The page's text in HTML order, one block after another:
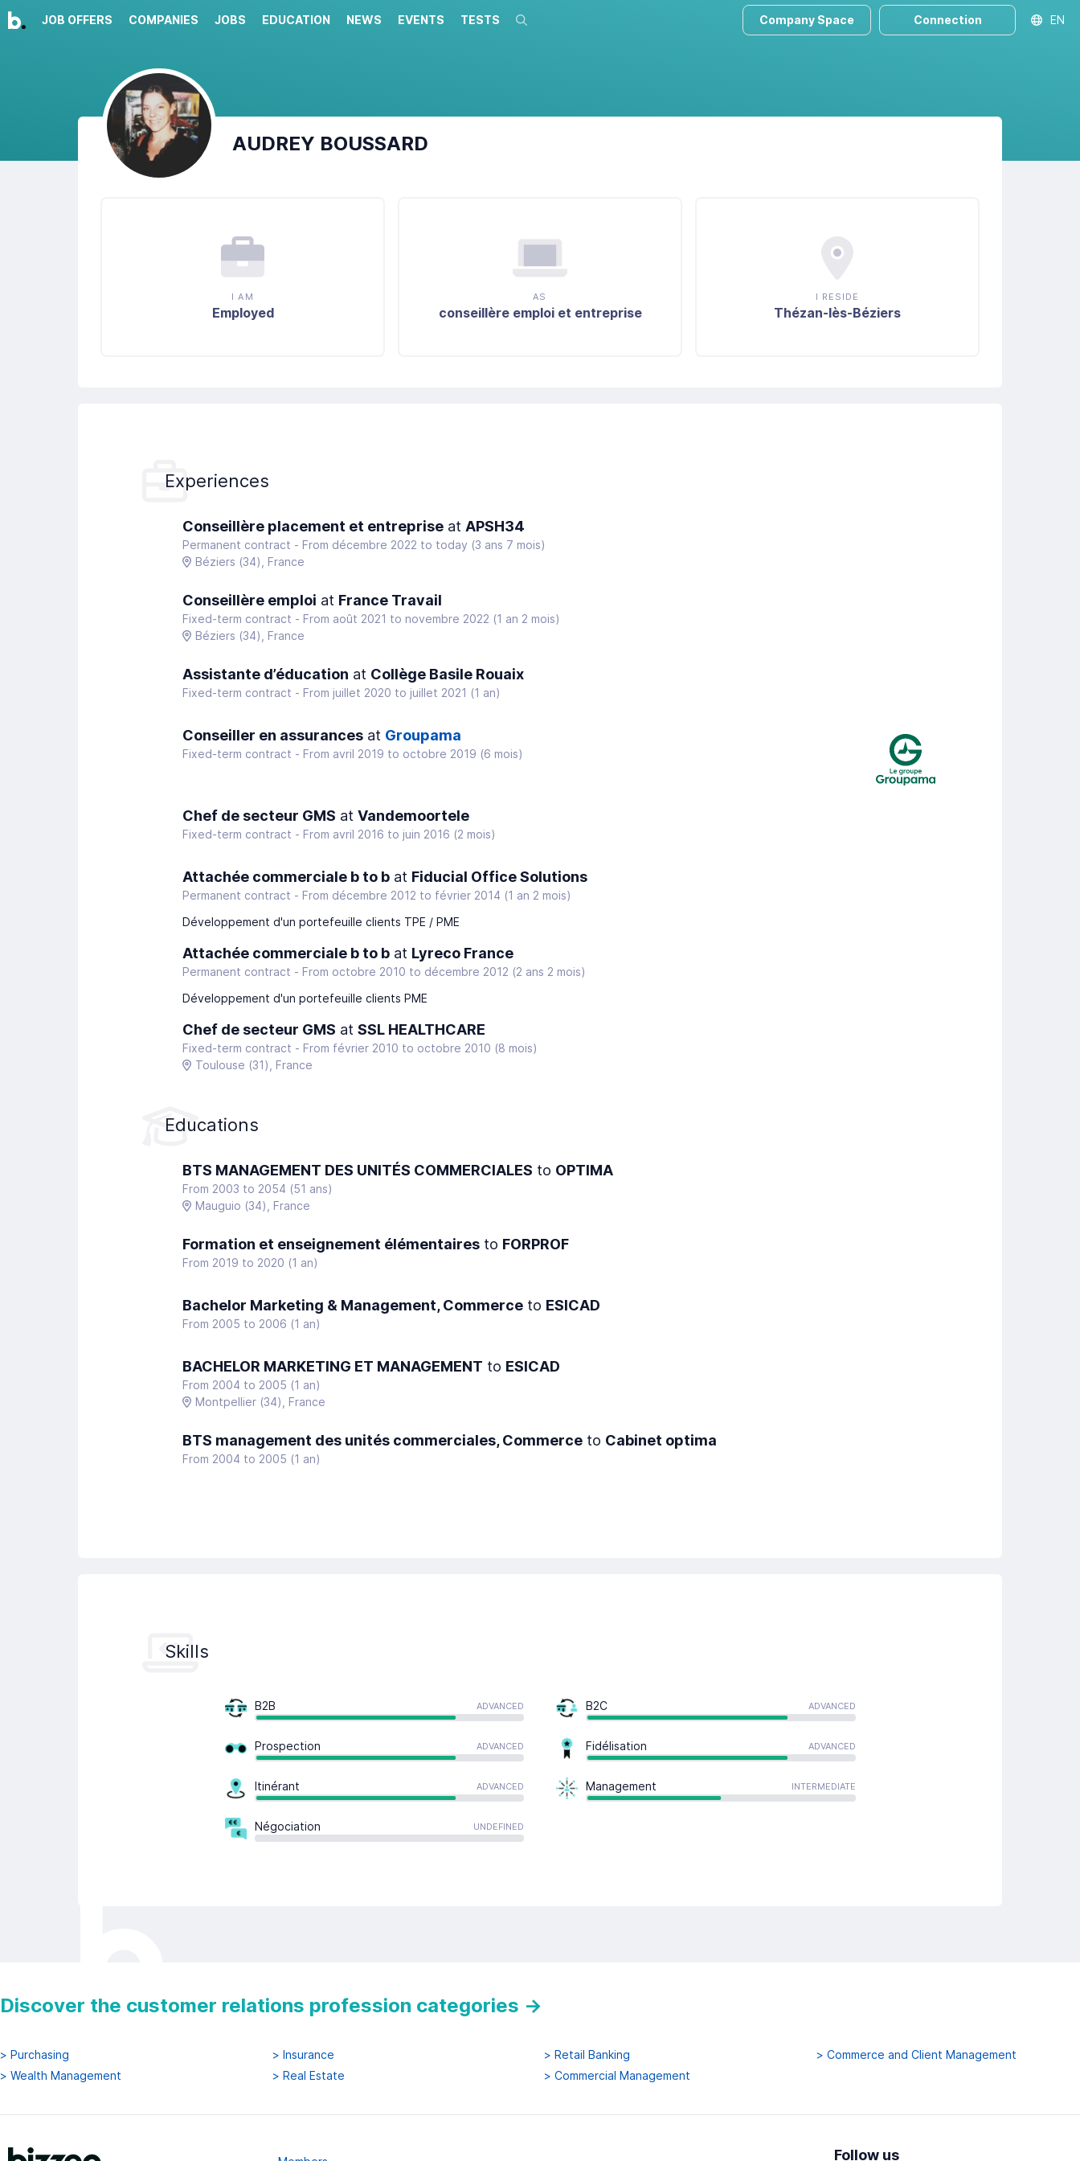
JOB OFFERS COMPANIES JOBS EDUCATION NEWS EVENTS TESTS Search Company Space Connection EN
AUDREY BOUSSARD
I AM
Employed
AS
conseillère emploi et entreprise
I RESIDE
Thézan-lès-Béziers
Experiences
Conseillère placement et entreprise at APSH34
Permanent contract - From décembre 2022 to today (3 ans 7 mois)
Béziers (34) , France
Conseillère emploi at France Travail
Fixed-term contract - From août 2021 to novembre 2022 (1 an 2 mois)
Béziers (34) , France
Assistante d’éducation at Collège Basile Rouaix
Fixed-term contract - From juillet 2020 to juillet 2021 (1 an)
Conseiller en assurances at Groupama
Fixed-term contract - From avril 2019 to octobre 2019 (6 mois)
Chef de secteur GMS at Vandemoortele
Fixed-term contract - From avril 2016 to juin 2016 (2 mois)
Attachée commerciale b to b at Fiducial Office Solutions
Permanent contract - From décembre 2012 to février 2014 (1 an 2 mois)
Développement d'un portefeuille clients TPE / PME
Attachée commerciale b to b at Lyreco France
Permanent contract - From octobre 2010 to décembre 2012 (2 ans 2 mois)
Développement d'un portefeuille clients PME
Chef de secteur GMS at SSL HEALTHCARE
Fixed-term contract - From février 2010 to octobre 2010 (8 mois)
Toulouse (31) , France
Educations
BTS MANAGEMENT DES UNITÉS COMMERCIALES to OPTIMA
From 2003 to 2054 (51 ans)
Mauguio (34) , France
Formation et enseignement élémentaires to FORPROF
From 2019 to 2020 (1 an)
Bachelor Marketing & Management, Commerce to ESICAD
From 2005 to 2006 (1 an)
BACHELOR MARKETING ET MANAGEMENT to ESICAD
From 2004 to 2005 (1 an)
Montpellier (34) , France
BTS management des unités commerciales, Commerce to Cabinet optima
From 2004 to 2005 (1 an)
Skills
B2B ADVANCED B2C ADVANCED
Prospection ADVANCED Fidélisation ADVANCED
Itinérant ADVANCED Management INTERMEDIATE
Négociation UNDEFINED
Discover the customer relations profession categories →
> Purchasing > Insurance > Retail Banking > Commerce and Client Management
> Wealth Management > Real Estate > Commercial Management
Follow us